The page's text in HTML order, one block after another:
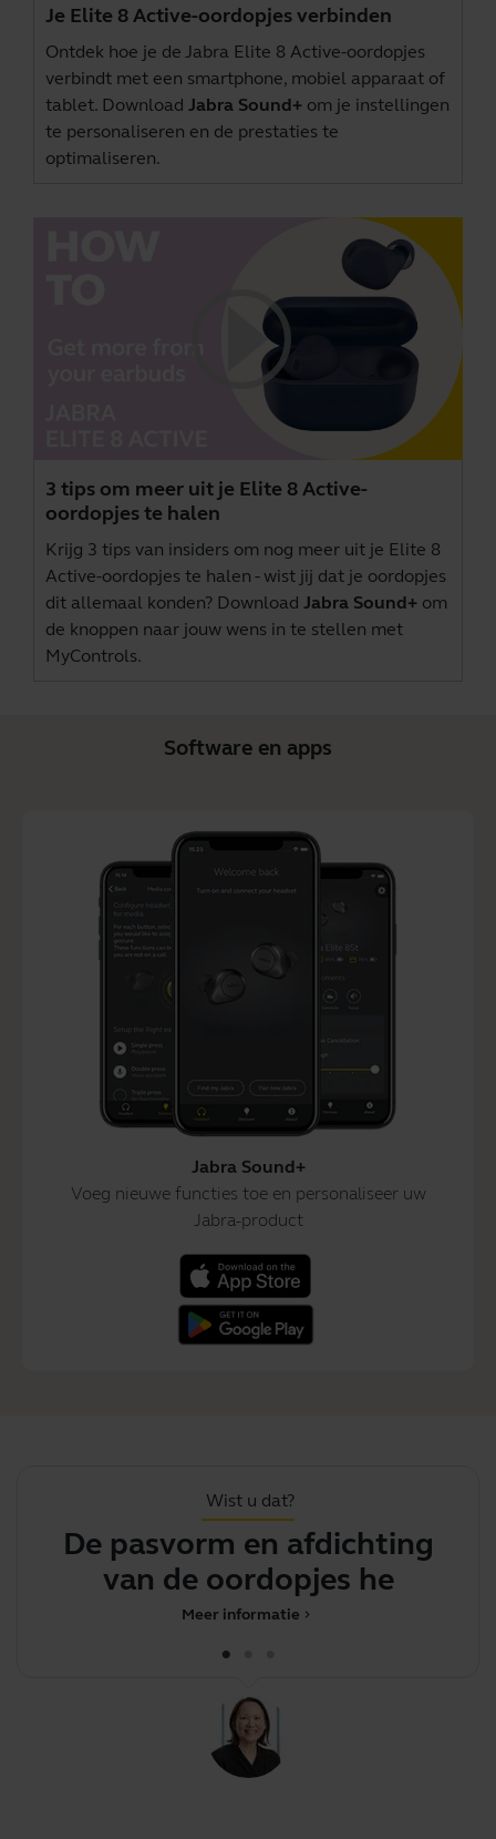
Je Elite 8 Active-oordopjes verbinden
Ontdek hoe je de Jabra Elite 8 Active-oordopjes
verbindt met een smartphone, mobiel apparaat of
tablet. Download Jabra Sound+ om je instellingen
te personaliseren en de prestaties te
optimaliseren.
3 tips om meer uit je Elite 8 Active-
oordopjes te halen
Krijg 3 tips van insiders om nog meer uit je Elite 8
Active-oordopjes te halen - wist jij dat je oordopjes
dit allemaal konden? Download Jabra Sound+ om
de knoppen naar jouw wens in te stellen met
MyControls.
Software en apps
Jabra Sound+
Voeg nieuwe functies toe en personaliseer uw
Jabra-product
Wist u dat?
De pasvorm en afdichting
van de oordopjes hebben e
chevron_right
Meer informatie